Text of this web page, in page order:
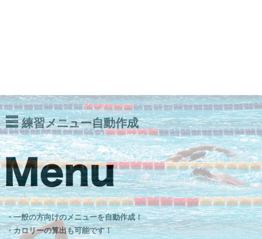
練習メニュー自動作成
・一般の方向けのメニューを自動作成！
・カロリーの算出も可能です！